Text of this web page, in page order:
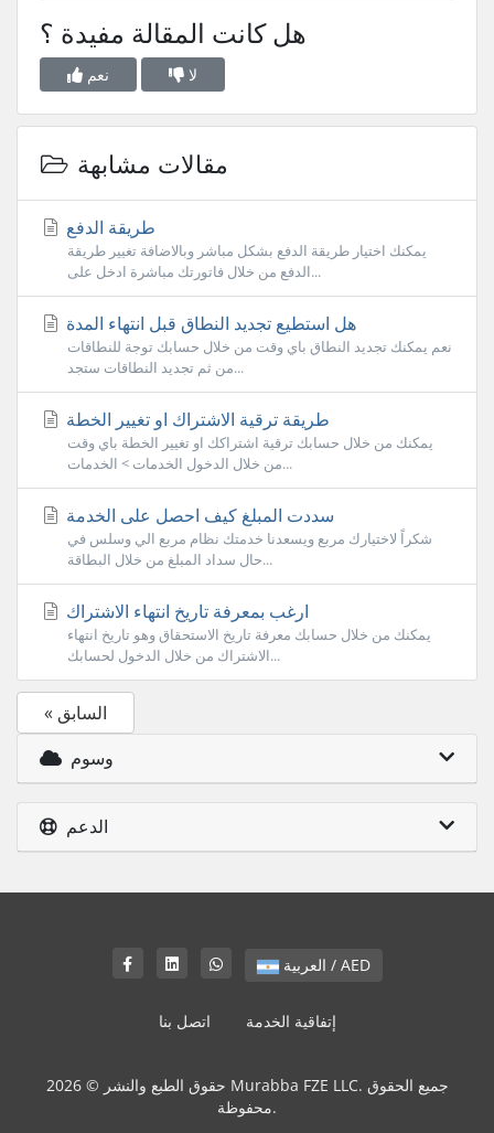
هل كانت المقالة مفيدة ؟
نعم لا
مقالات مشابهة
طريقة الدفع
يمكنك اختيار طريقة الدفع بشكل مباشر وبالاضافة تغيير طريقة
الدفع من خلال فاتورتك مباشرة ادخل على...
هل استطيع تجديد النطاق قبل انتهاء المدة
نعم يمكنك تجديد النطاق باي وقت من خلال حسابك توجة للنطاقات
من ثم تجديد النطاقات ستجد...
طريقة ترقية الاشتراك او تغيير الخطة
يمكنك من خلال حسابك ترقية اشتراكك او تغيير الخطة باي وقت
من خلال الدخول الخدمات > الخدمات...
سددت المبلغ كيف احصل على الخدمة
شكراً لاختيارك مربع ويسعدنا خدمتك نظام مربع الي وسلس في
حال سداد المبلغ من خلال البطاقة...
ارغب بمعرفة تاريخ انتهاء الاشتراك
يمكنك من خلال حسابك معرفة تاريخ الاستحقاق وهو تاريخ انتهاء
الاشتراك من خلال الدخول لحسابك...
« السابق
وسوم
الدعم
العربية / AED
اتصل بنا إتفاقية الخدمة
حقوق الطبع والنشر © 2026 Murabba FZE LLC. جميع الحقوق
محفوظة.